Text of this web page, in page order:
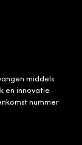
middels
en innovatie
nummer